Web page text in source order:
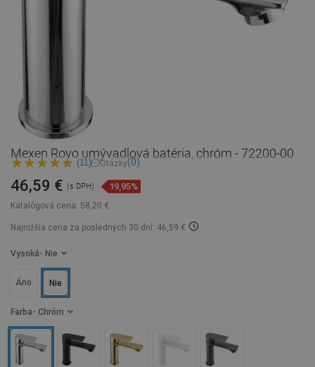
Mexen Royo umývadlová batéria, chróm - 72200-00
(11) Otázky(0)
Katalógová cena: 58,20 €
46,59 € (s DPH) 19,95%
Najnižšia cena za posledných 30 dní: 46,59 €
Farba - Chróm
Vysoká - Nie
Nie
Áno